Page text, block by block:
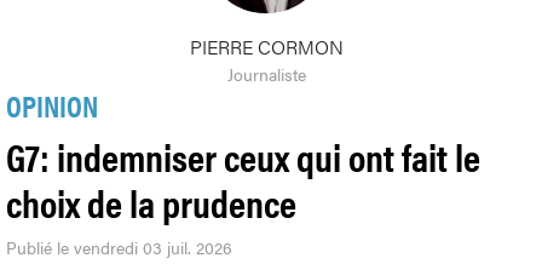
PIERRE CORMON
Journaliste
OPINION
G7: indemniser ceux qui ont fait le
choix de la prudence
Publié le vendredi 03 juil. 2026